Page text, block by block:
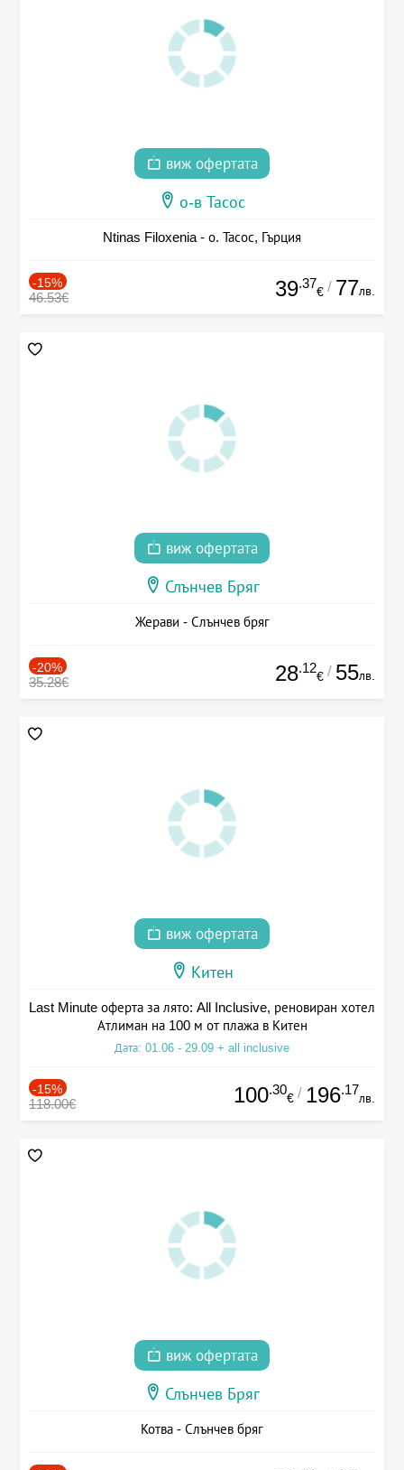
виж офертата
о-в Тасос
Ntinas Filoxenia - о. Тасос, Гърция
-15%
46.53€ 39.37
€ / 77лв.
виж офертата
Слънчев Бряг
Жерави - Слънчев бряг
-20%
35.28€ 28.12
€ / 55лв.
виж офертата
Китен
Last Minute оферта за лято: All Inclusive, реновиран хотел
Атлиман на 100 м от плажа в Китен
Дата: 01.06 - 29.09 + all inclusive
-15%
118.00€ 100.30
€ / 196.17
лв.
виж офертата
Слънчев Бряг
Котва - Слънчев бряг